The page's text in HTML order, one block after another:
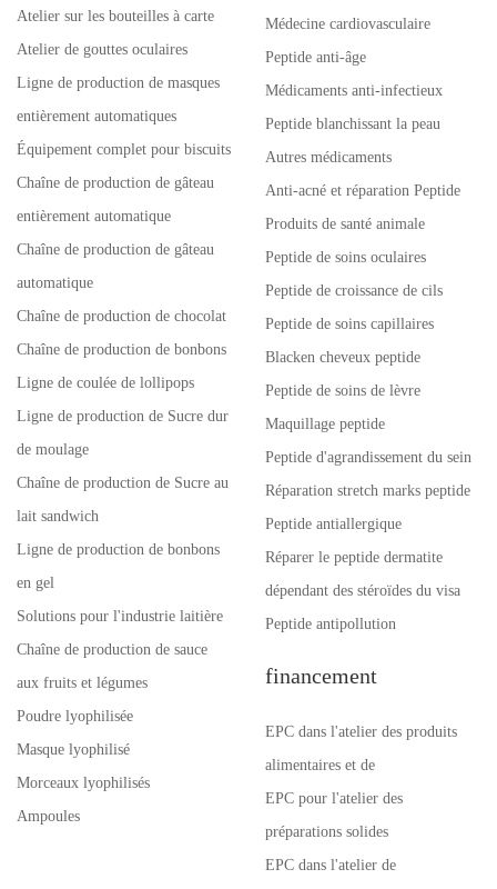
Atelier sur les bouteilles à carte
Atelier de gouttes oculaires
Ligne de production de masques
entièrement automatiques
Équipement complet pour biscuits
Chaîne de production de gâteau
entièrement automatique
Chaîne de production de gâteau
automatique
Chaîne de production de chocolat
Chaîne de production de bonbons
Ligne de coulée de lollipops
Ligne de production de Sucre dur
de moulage
Chaîne de production de Sucre au
lait sandwich
Ligne de production de bonbons
en gel
Solutions pour l'industrie laitière
Chaîne de production de sauce
aux fruits et légumes
Poudre lyophilisée
Masque lyophilisé
Morceaux lyophilisés
Ampoules
Médecine cardiovasculaire
Peptide anti-âge
Médicaments anti-infectieux
Peptide blanchissant la peau
Autres médicaments
Anti-acné et réparation Peptide
Produits de santé animale
Peptide de soins oculaires
Peptide de croissance de cils
Peptide de soins capillaires
Blacken cheveux peptide
Peptide de soins de lèvre
Maquillage peptide
Peptide d'agrandissement du sein
Réparation stretch marks peptide
Peptide antiallergique
Réparer le peptide dermatite
dépendant des stéroïdes du visa
Peptide antipollution
financement
EPC dans l'atelier des produits
alimentaires et de
EPC pour l'atelier des
préparations solides
EPC dans l'atelier de